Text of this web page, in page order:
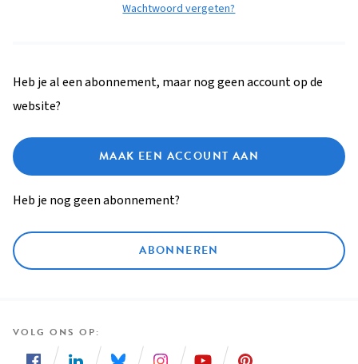
Wachtwoord vergeten?
Heb je al een abonnement, maar nog geen account op de
website?
MAAK EEN ACCOUNT AAN
Heb je nog geen abonnement?
ABONNEREN
VOLG ONS OP